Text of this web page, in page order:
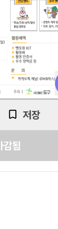
저장
감됨